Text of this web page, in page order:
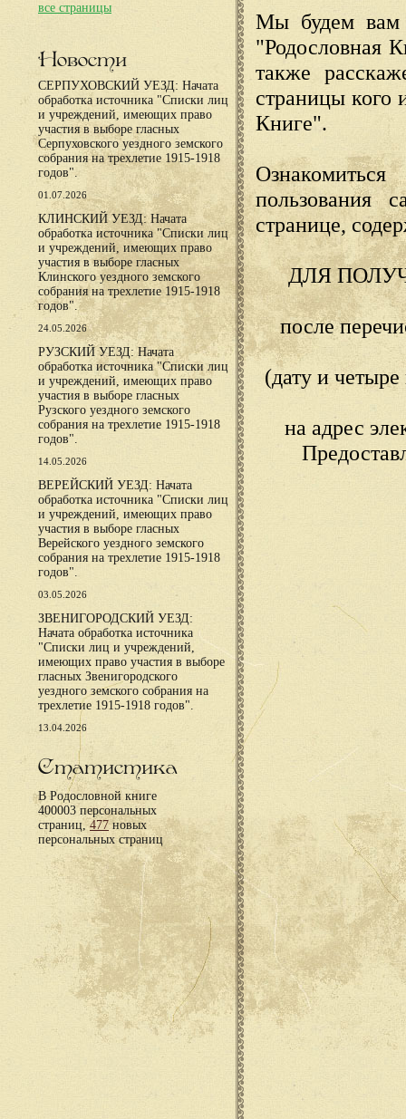
все страницы
Новости
СЕРПУХОВСКИЙ УЕЗД: Начата
обработка источника "Списки лиц
и учреждений, имеющих право
участия в выборе гласных
Серпуховского уездного земского
собрания на трехлетие 1915-1918
годов".
01.07.2026
КЛИНСКИЙ УЕЗД: Начата
обработка источника "Списки лиц
и учреждений, имеющих право
участия в выборе гласных
Клинского уездного земского
собрания на трехлетие 1915-1918
годов".
24.05.2026
РУЗСКИЙ УЕЗД: Начата
обработка источника "Списки лиц
и учреждений, имеющих право
участия в выборе гласных
Рузского уездного земского
собрания на трехлетие 1915-1918
годов".
14.05.2026
ВЕРЕЙСКИЙ УЕЗД: Начата
обработка источника "Списки лиц
и учреждений, имеющих право
участия в выборе гласных
Верейского уездного земского
собрания на трехлетие 1915-1918
годов".
03.05.2026
ЗВЕНИГОРОДСКИЙ УЕЗД:
Начата обработка источника
"Списки лиц и учреждений,
имеющих право участия в выборе
гласных Звенигородского
уездного земского собрания на
трехлетие 1915-1918 годов".
13.04.2026
Статистика
В Родословной книге
400003 персональных
страниц,477новых
персональных страниц
Мы будем вам
"Родословная
также
страницы кого
Книге".
пользования
странице,
ДЛЯ
после
(дату и
на адрес